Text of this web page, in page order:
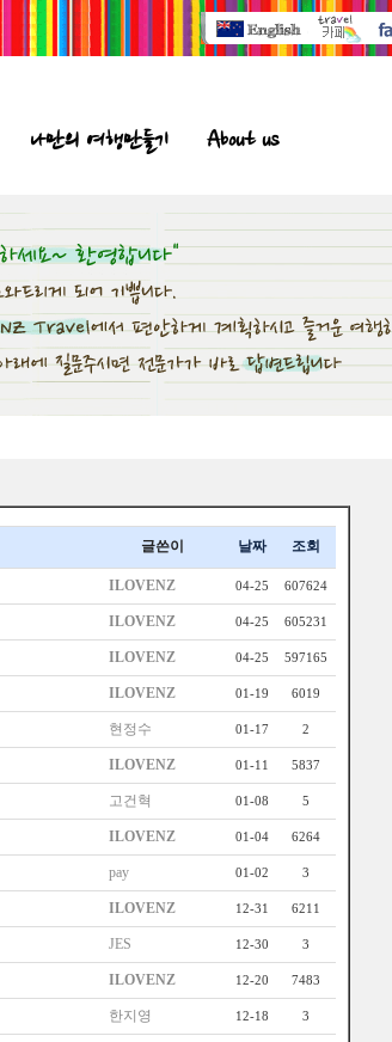
나만의 여행만들기 About us
글쓴이 날짜 조회
ILOVENZ 04-25 607624
ILOVENZ 04-25 605231
ILOVENZ 04-25 597165
ILOVENZ 01-19 6019
현정수 01-17 2
ILOVENZ 01-11 5837
고건혁 01-08 5
ILOVENZ 01-04 6264
pay 01-02 3
ILOVENZ 12-31 6211
JES 12-30 3
ILOVENZ 12-20 7483
한지영 12-18 3